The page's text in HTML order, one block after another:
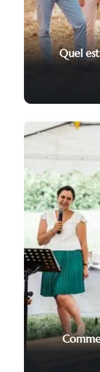
Quel